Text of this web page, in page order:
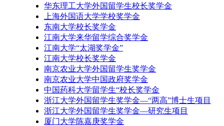
华东理工大学外国留学生校长奖学金
上海外国语大学学校奖学金
东南大学校长奖学金
江南大学来华留学综合奖学金
江南大学“太湖奖学金”
江南大学校长奖学金
南京农业大学外国留学生奖学金
南京农业大学中国政府奖学金
中国药科大学留学生“校长奖学金
浙江大学外国留学生奖学金—“两高”博士生项目
浙江大学外国留学生奖学金—研究生项目
厦门大学陈嘉庚奖学金